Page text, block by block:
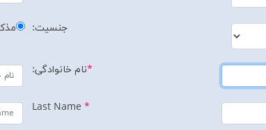
جنسیت:
*نام خانوادگی:
*